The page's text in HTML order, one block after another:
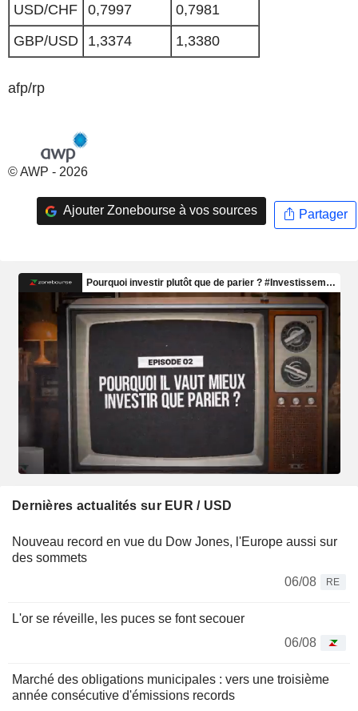
USD/CHF
0,7997
0,7981
GBP/USD
1,3374 1,3380
afp/rp
© AWP - 2026
Ajouter Zonebourse à vos sources Partager
Dernières actualités sur EUR / USD
Nouveau record en vue du Dow Jones, l'Europe aussi sur
des sommets
06/08
RE
L'or se réveille, les puces se font secouer
06/08
Marché des obligations municipales : vers une troisième
année consécutive d'émissions records